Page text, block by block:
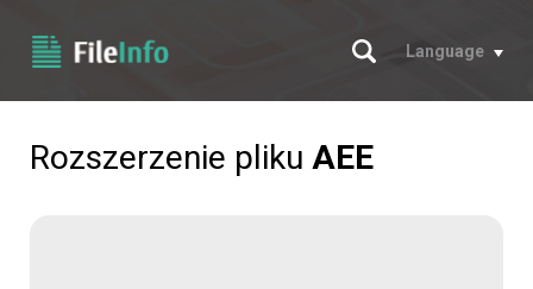
Szukaj
Language
Rozszerzenie pliku AEE